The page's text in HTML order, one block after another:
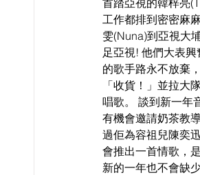
首踏亞視的韓梓亮
工作都排到密密麻
雯(Nuna)到亞視大
足亞視! 他們大表
的歌手路永不放棄
「收貨！」並拉大
唱歌。 談到新一年
有機會邀請奶茶教
過佢為容祖兒陳奕
會推出一首情歌，
新的一年也不會缺